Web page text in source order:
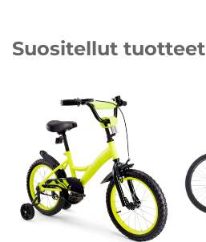
Suositellut tuotteet